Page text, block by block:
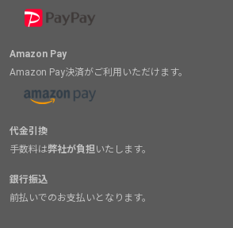
Amazon Pay
Amazon Pay決済がご利用いただけます。
代金引換
手数料は弊社が負担 いたします。
銀行振込
前払いでのお支払いとなります。